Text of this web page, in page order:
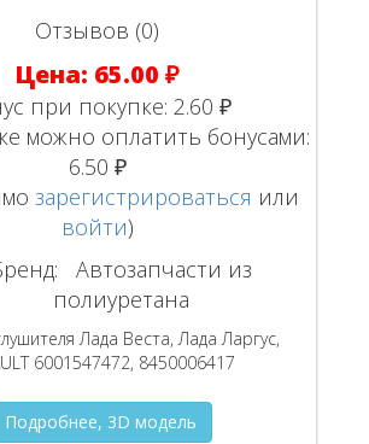
Отзывов (0)
Цена: 65.00 ₽
при покупке:2.60 ₽
можно оплатить бонусами:
6.50 ₽
зарегистрироваться или
войти)
Автозапчасти из
полиуретана
Лада Веста, Лада Ларгус,
6001547472, 8450006417
Подробнее, 3D модель